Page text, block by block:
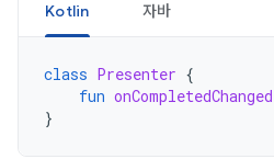
Kotlin 자바
class Presenter {
fun onCompletedChanged
}